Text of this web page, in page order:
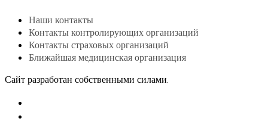
Наши контакты
Контакты контролирующих организаций
Контакты страховых организаций
Ближайшая медицинская организация
Сайт разработан собственными силами.